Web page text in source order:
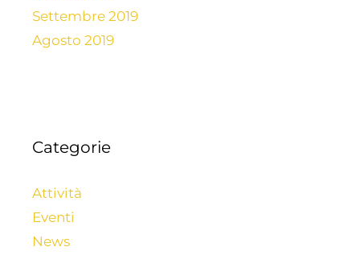
Settembre 2019
Agosto 2019
Categorie
Attività
Eventi
News